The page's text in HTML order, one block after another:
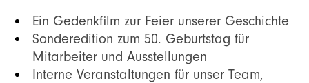
Ein Gedenkfilm zur Feier unserer Geschichte
Sonderedition zum 50. Geburtstag für
Mitarbeiter und Ausstellungen
Interne Veranstaltungen für unser Team,